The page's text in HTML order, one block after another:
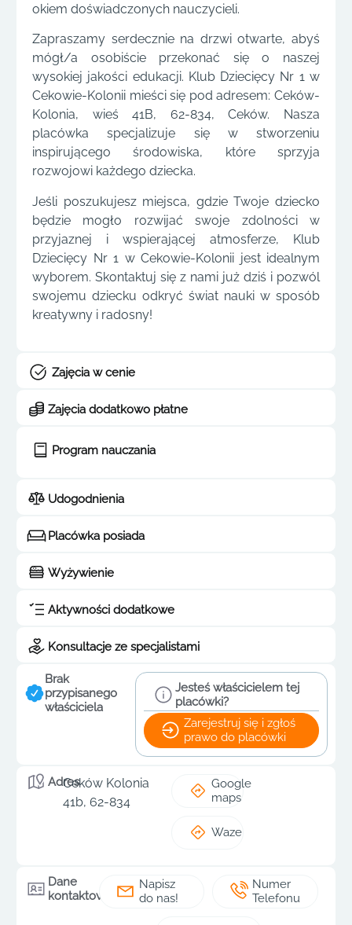
okiem doświadczonych nauczycieli.
Zapraszamy serdecznie na drzwi otwarte, abyś
mógł/a osobiście przekonać się o naszej
wysokiej jakości edukacji. Klub Dziecięcy Nr 1 w
Cekowie-Kolonii mieści się pod adresem: Ceków-
Kolonia, wieś 41B, 62-834, Ceków. Nasza
placówka specjalizuje się w stworzeniu
inspirującego środowiska, które sprzyja
rozwojowi każdego dziecka.
Jeśli poszukujesz miejsca, gdzie Twoje dziecko
będzie mogło rozwijać swoje zdolności w
przyjaznej i wspierającej atmosferze, Klub
Dziecięcy Nr 1 w Cekowie-Kolonii jest idealnym
wyborem. Skontaktuj się z nami już dziś i pozwól
swojemu dziecku odkryć świat nauki w sposób
kreatywny i radosny!
Zajęcia w cenie
Zajęcia dodatkowo płatne
Program nauczania
Udogodnienia
Placówka posiada
Wyżywienie
Aktywności dodatkowe
Konsultacje ze specjalistami
Brak
przypisanego
właściciela
Jesteś właścicielem tej
placówki?
Zarejestruj się i zgłoś
prawo do placówki
AdresCeków Kolonia
41b, 62-834
Google
maps
Waze
Dane
kontaktowe
Napisz
do nas!
Numer
Telefonu